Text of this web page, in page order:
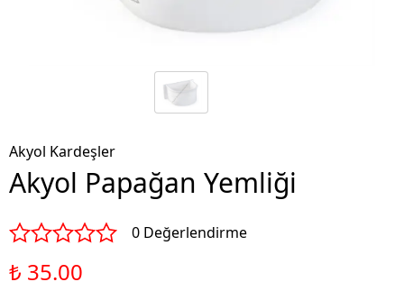
Akyol Kardeşler
Akyol Papağan Yemliği
0 Değerlendirme
₺ 35.00